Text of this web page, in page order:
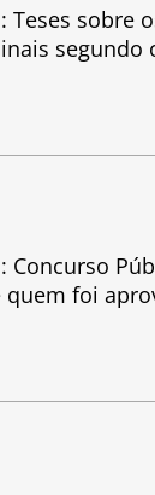
Teses sobre
segundo
Concurso
quem foi